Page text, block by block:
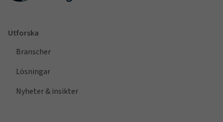
Utforska
Branscher
Lösningar
Nyheter & insikter